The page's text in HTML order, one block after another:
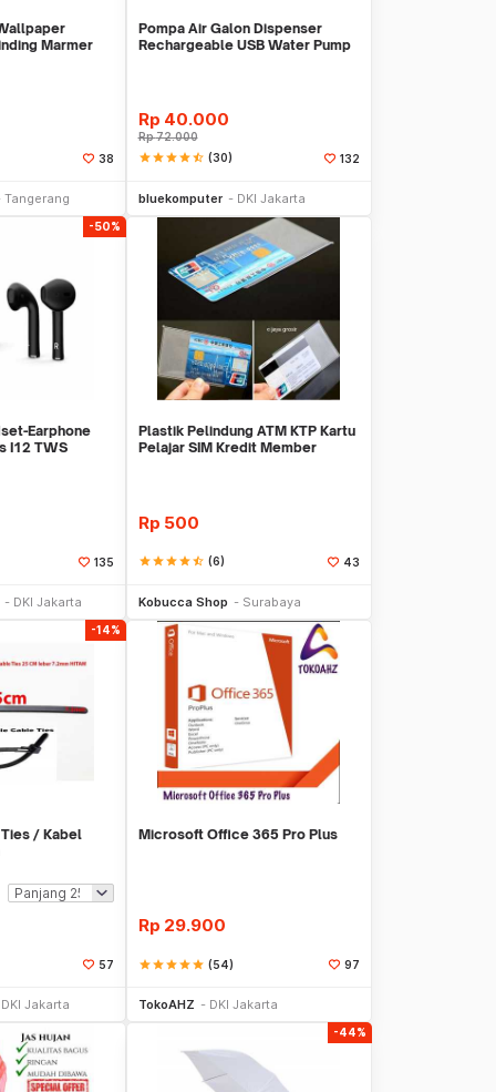
Marmer
38
Tangerang
Pompa Air Galon Dispenser
Rechargeable USB Water Pump
Rp 40.000
Rp72.000
starstarstarstarstar_half (30) 132
bluekomputer DKI Jakarta
-50%
Earphone
I12 TWS
135
DKI Jakarta
Plastik Pelindung ATM KTP Kartu
Pelajar SIM Kredit Member
Rp 500
starstarstarstarstar_half (6) 43
Kobucca Shop Surabaya
-14%
/ Kabel
57
DKI Jakarta
Microsoft Office 365 Pro Plus
Rp 29.900
starstarstarstarstar (54) 97
TokoAHZ DKI Jakarta
-44%